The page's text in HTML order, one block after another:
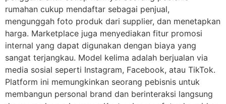
rumahan cukup mendaftar sebagai penjual,
mengunggah foto produk dari supplier, dan menetapkan
harga. Marketplace juga menyediakan fitur promosi
internal yang dapat digunakan dengan biaya yang
sangat terjangkau. Model kelima adalah berjualan via
media sosial seperti Instagram, Facebook, atau TikTok.
Platform ini memungkinkan seorang pebisnis untuk
membangun personal brand dan berinteraksi langsung